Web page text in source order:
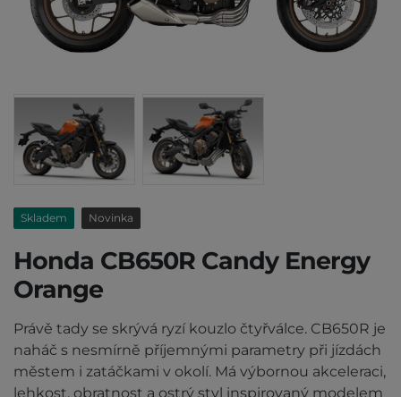
Skladem Novinka
Honda CB650R Candy Energy
Orange
Právě tady se skrývá ryzí kouzlo čtyřválce. CB650R je
naháč s nesmírně příjemnými parametry při jízdách
městem i zatáčkami v okolí. Má výbornou akceleraci,
lehkost, obratnost a ostrý styl inspirovaný modelem